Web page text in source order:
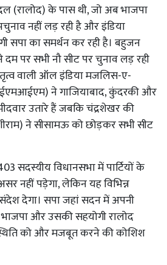
(रालोद) के पास थी, जो अब भाजपा
नहीं लड़ रही है और इंडिया
सपा का समर्थन कर रही है। बहुजन
दम पर सभी नौ सीट पर चुनाव लड़ रही
वाली ऑल इंडिया मजलिस-ए-
ने गाजियाबाद, कुंदरकी और
उतारे हैं जबकि चंद्रशेखर की
ने सीसामऊ को छोड़कर सभी सीट
सदस्यीय विधानसभा में पार्टियों के
नहीं पड़ेगा, लेकिन यह विभिन्न
देगा। सपा जहां सदन में अपनी
भाजपा और उसकी सहयोगी रालोद
को और मजबूत करने की कोशिश